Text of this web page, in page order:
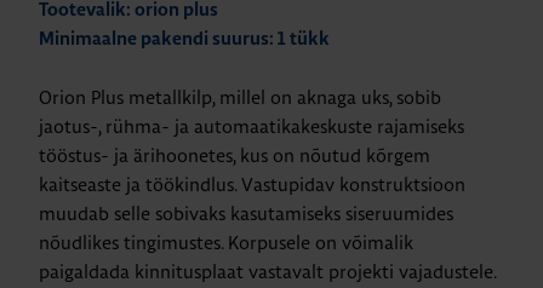
Tootevalik: orion plus
Minimaalne pakendi suurus: 1 tükk
Orion Plus metallkilp, millel on aknaga uks, sobib
jaotus-, rühma- ja automaatikakeskuste rajamiseks
tööstus- ja ärihoonetes, kus on nõutud kõrgem
kaitseaste ja töökindlus. Vastupidav konstruktsioon
muudab selle sobivaks kasutamiseks siseruumides
nõudlikes tingimustes. Korpusele on võimalik
paigaldada kinnitusplaat vastavalt projekti vajadustele.